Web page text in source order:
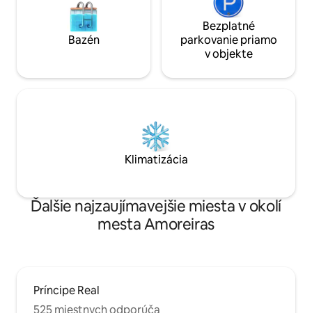
Bazén
Bezplatné
parkovanie priamo
v objekte
Klimatizácia
Ďalšie najzaujímavejšie miesta v okolí
mesta Amoreiras
Príncipe Real
525 miestnych odporúča